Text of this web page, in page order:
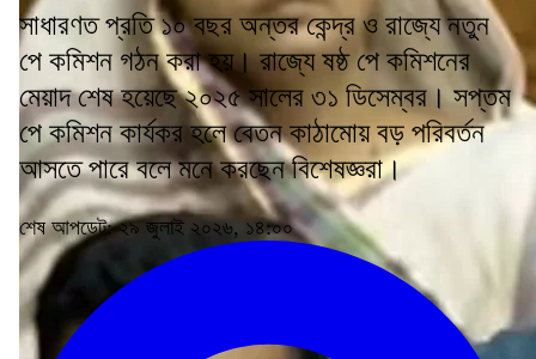
সাধারণত প্রতি ১০ বছর অন্তর কেন্দ্র ও রাজ্যে নতুন
পে কমিশন গঠন করা হয়। রাজ্যে ষষ্ঠ পে কমিশনের
মেয়াদ শেষ হয়েছে ২০২৫ সালের ৩১ ডিসেম্বর। সপ্তম
পে কমিশন কার্যকর হলে বেতন কাঠামোয় বড় পরিবর্তন
আসতে পারে বলে মনে করছেন বিশেষজ্ঞরা।
শেষ আপডেট: ২৯ জুলাই ২০২৬, ১৪:০০